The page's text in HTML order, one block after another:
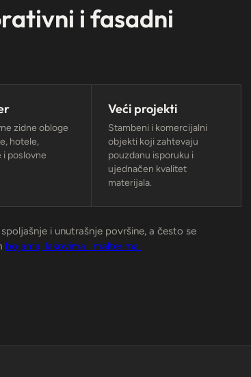
i fasadni
zidne obloge
hotele,
i poslovne
Veći projekti
Stambeni i komercijalni
objekti koji zahtevaju
pouzdanu isporuku i
ujednačen kvalitet
materijala.
i unutrašnje površine, a često se
bojama, lakovima i malterima.